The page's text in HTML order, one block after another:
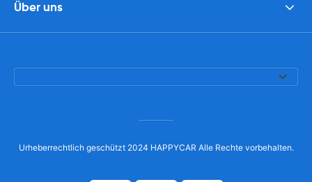
Über uns
Urheberrechtlich geschützt 2024 HAPPYCAR Alle Rechte vorbehalten.